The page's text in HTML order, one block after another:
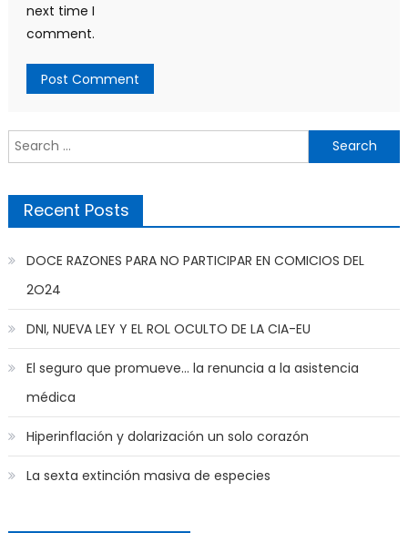
next time I
comment.
Search
for:
Recent Posts
DOCE RAZONES PARA NO PARTICIPAR EN COMICIOS DEL
2O24
DNI, NUEVA LEY Y EL ROL OCULTO DE LA CIA-EU
El seguro que promueve… la renuncia a la asistencia
médica
Hiperinflación y dolarización un solo corazón
La sexta extinción masiva de especies